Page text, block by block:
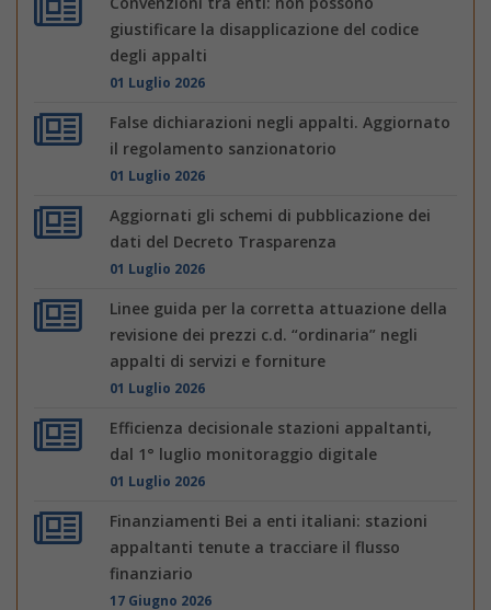
giustificare la disapplicazione del codice
degli appalti
01 Luglio 2026
False dichiarazioni negli appalti. Aggiornato
il regolamento sanzionatorio
01 Luglio 2026
Aggiornati gli schemi di pubblicazione dei
dati del Decreto Trasparenza
01 Luglio 2026
Linee guida per la corretta attuazione della
revisione dei prezzi c.d. “ordinaria” negli
appalti di servizi e forniture
01 Luglio 2026
Efficienza decisionale stazioni appaltanti,
dal 1° luglio monitoraggio digitale
01 Luglio 2026
Finanziamenti Bei a enti italiani: stazioni
appaltanti tenute a tracciare il flusso
finanziario
17 Giugno 2026